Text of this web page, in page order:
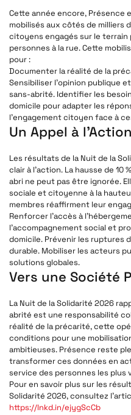
Cette année encore, Présence
mobilisés aux côtés de milliers
citoyens engagés sur le terrain
personnes à la rue. Cette
pour :
Documenter la réalité de la
Sensibiliser l’opinion publique
sans-abrité. Identifier les
domicile pour adapter les
l’engagement citoyen face à
Un Appel à
Les résultats de la Nuit de la
clair à l’action. La hausse de 10
abri ne peut pas être ignorée.
sociale et citoyenne à la
membres réaffirment leur
Renforcer l’accès à
l’accompagnement social et
domicile. Prévenir les ruptures
durable. Mobiliser les acteurs
solutions globales.
Vers une Société
La Nuit de la Solidarité 2026
abrité est une responsabilité
réalité de la précarité, cette
conditions pour une
ambitieuses. Présence reste
transformer ces données en
service des personnes les plus
Pour en savoir plus sur les
Solidarité 2026, consultez
https://lnkd.in/ejygScCb